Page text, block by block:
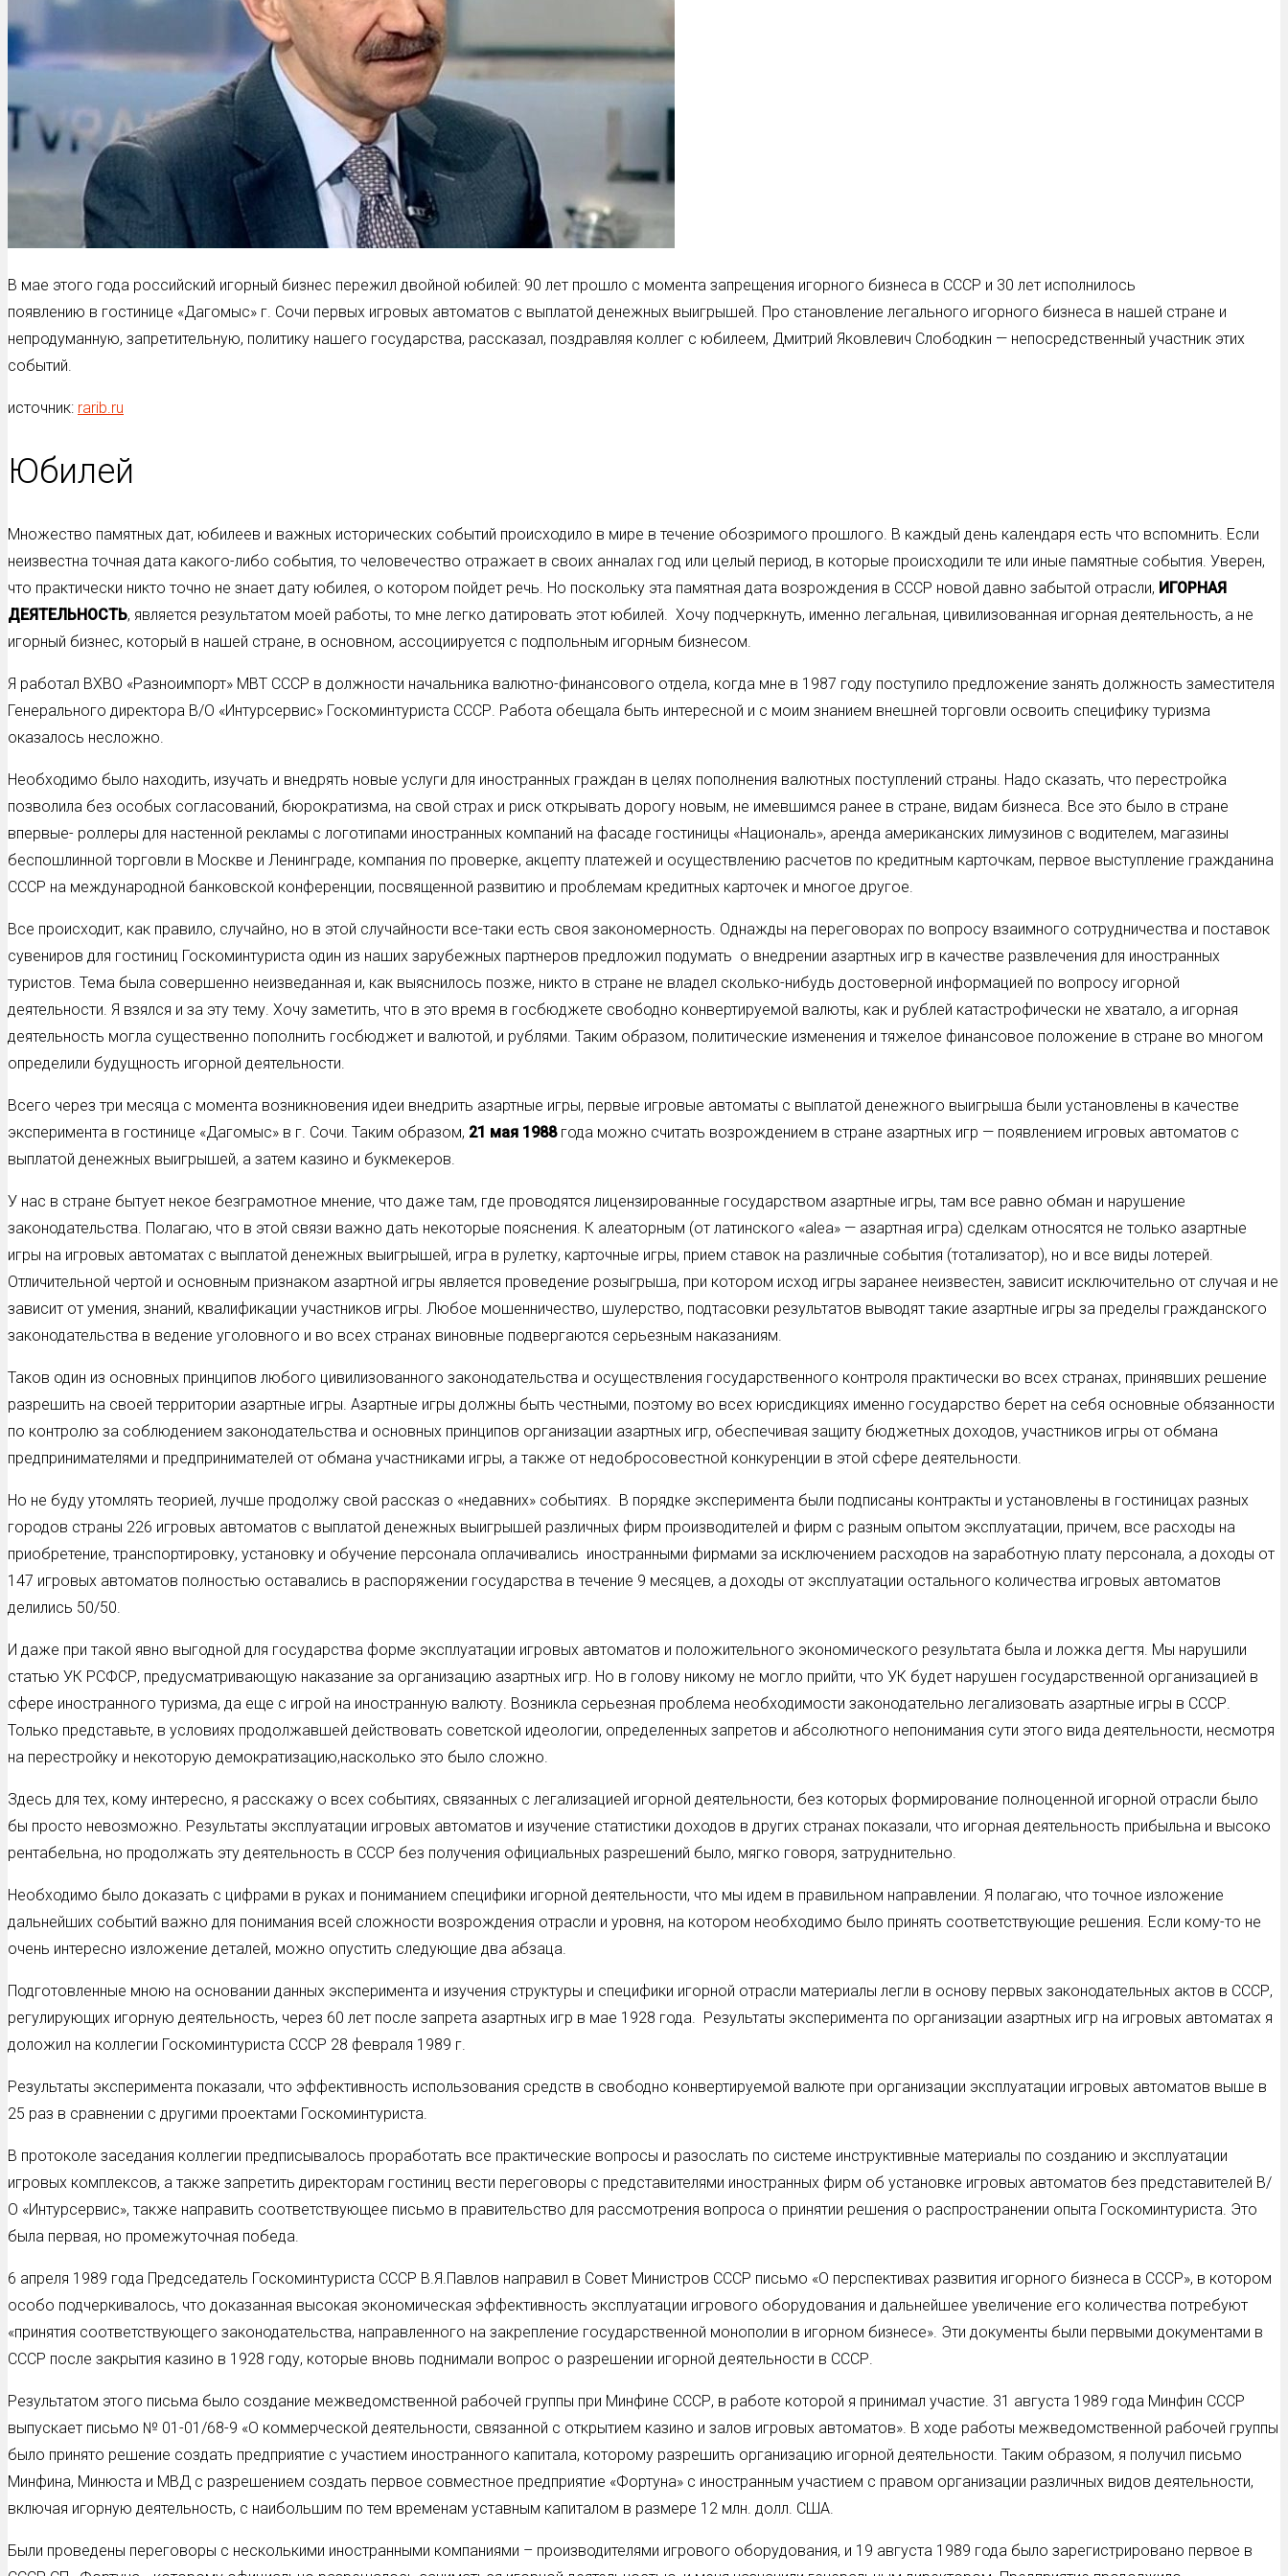
В мае этого года российский игорный бизнес пережил двойной юбилей: 90 лет прошло с момента запрещения игорного бизнеса в СССР и 30 лет исполнилось
появлению в гостинице «Дагомыс» г. Сочи первых игровых автоматов с выплатой денежных выигрышей. Про становление легального игорного бизнеса в нашей стране и
непродуманную, запретительную, политику нашего государства, рассказал, поздравляя коллег с юбилеем, Дмитрий Яковлевич Слободкин — непосредственный участник этих
событий.
источник: rarib.ru
Юбилей
Множество памятных дат, юбилеев и важных исторических событий происходило в мире в течение обозримого прошлого. В каждый день календаря есть что вспомнить. Если
неизвестна точная дата какого-либо события, то человечество отражает в своих анналах год или целый период, в которые происходили те или иные памятные события. Уверен,
что практически никто точно не знает дату юбилея, о котором пойдет речь. Но поскольку эта памятная дата возрождения в СССР новой давно забытой отрасли, ИГОРНАЯ
ДЕЯТЕЛЬНОСТЬ, является результатом моей работы, то мне легко датировать этот юбилей. Хочу подчеркнуть, именно легальная, цивилизованная игорная деятельность, а не
игорный бизнес, который в нашей стране, в основном, ассоциируется с подпольным игорным бизнесом.
Я работал ВХВО «Разноимпорт» МВТ СССР в должности начальника валютно-финансового отдела, когда мне в 1987 году поступило предложение занять должность заместителя
Генерального директора В/О «Интурсервис» Госкоминтуриста СССР. Работа обещала быть интересной и с моим знанием внешней торговли освоить специфику туризма
оказалось несложно.
Необходимо было находить, изучать и внедрять новые услуги для иностранных граждан в целях пополнения валютных поступлений страны. Надо сказать, что перестройка
позволила без особых согласований, бюрократизма, на свой страх и риск открывать дорогу новым, не имевшимся ранее в стране, видам бизнеса. Все это было в стране
впервые- роллеры для настенной рекламы с логотипами иностранных компаний на фасаде гостиницы «Националь», аренда американских лимузинов с водителем, магазины
беспошлинной торговли в Москве и Ленинграде, компания по проверке, акцепту платежей и осуществлению расчетов по кредитным карточкам, первое выступление гражданина
СССР на международной банковской конференции, посвященной развитию и проблемам кредитных карточек и многое другое.
Все происходит, как правило, случайно, но в этой случайности все-таки есть своя закономерность. Однажды на переговорах по вопросу взаимного сотрудничества и поставок
сувениров для гостиниц Госкоминтуриста один из наших зарубежных партнеров предложил подумать о внедрении азартных игр в качестве развлечения для иностранных
туристов. Тема была совершенно неизведанная и, как выяснилось позже, никто в стране не владел сколько-нибудь достоверной информацией по вопросу игорной
деятельности. Я взялся и за эту тему. Хочу заметить, что в это время в госбюджете свободно конвертируемой валюты, как и рублей катастрофически не хватало, а игорная
деятельность могла существенно пополнить госбюджет и валютой, и рублями. Таким образом, политические изменения и тяжелое финансовое положение в стране во многом
определили будущность игорной деятельности.
Всего через три месяца с момента возникновения идеи внедрить азартные игры, первые игровые автоматы с выплатой денежного выигрыша были установлены в качестве
эксперимента в гостинице «Дагомыс» в г. Сочи. Таким образом, 21 мая 1988года можно считать возрождением в стране азартных игр — появлением игровых автоматов с
выплатой денежных выигрышей, а затем казино и букмекеров.
У нас в стране бытует некое безграмотное мнение, что даже там, где проводятся лицензированные государством азартные игры, там все равно обман и нарушение
законодательства. Полагаю, что в этой связи важно дать некоторые пояснения. К алеаторным (от латинского «alea» — азартная игра) сделкам относятся не только азартные
игры на игровых автоматах с выплатой денежных выигрышей, игра в рулетку, карточные игры, прием ставок на различные события (тотализатор), но и все виды лотерей.
Отличительной чертой и основным признаком азартной игры является проведение розыгрыша, при котором исход игры заранее неизвестен, зависит исключительно от случая и не
зависит от умения, знаний, квалификации участников игры. Любое мошенничество, шулерство, подтасовки результатов выводят такие азартные игры за пределы гражданского
законодательства в ведение уголовного и во всех странах виновные подвергаются серьезным наказаниям.
Таков один из основных принципов любого цивилизованного законодательства и осуществления государственного контроля практически во всех странах, принявших решение
разрешить на своей территории азартные игры. Азартные игры должны быть честными, поэтому во всех юрисдикциях именно государство берет на себя основные обязанности
по контролю за соблюдением законодательства и основных принципов организации азартных игр, обеспечивая защиту бюджетных доходов, участников игры от обмана
предпринимателями и предпринимателей от обмана участниками игры, а также от недобросовестной конкуренции в этой сфере деятельности.
Но не буду утомлять теорией, лучше продолжу свой рассказ о «недавних» событиях. В порядке эксперимента были подписаны контракты и установлены в гостиницах разных
городов страны 226 игровых автоматов с выплатой денежных выигрышей различных фирм производителей и фирм с разным опытом эксплуатации, причем, все расходы на
приобретение, транспортировку, установку и обучение персонала оплачивались иностранными фирмами за исключением расходов на заработную плату персонала, а доходы от
147 игровых автоматов полностью оставались в распоряжении государства в течение 9 месяцев, а доходы от эксплуатации остального количества игровых автоматов
делились 50/50.
И даже при такой явно выгодной для государства форме эксплуатации игровых автоматов и положительного экономического результата была и ложка дегтя. Мы нарушили
статью УК РСФСР, предусматривающую наказание за организацию азартных игр. Но в голову никому не могло прийти, что УК будет нарушен государственной организацией в
сфере иностранного туризма, да еще с игрой на иностранную валюту. Возникла серьезная проблема необходимости законодательно легализовать азартные игры в СССР.
Только представьте, в условиях продолжавшей действовать советской идеологии, определенных запретов и абсолютного непонимания сути этого вида деятельности, несмотря
на перестройку и некоторую демократизацию,насколько это было сложно.
Здесь для тех, кому интересно, я расскажу о всех событиях, связанных с легализацией игорной деятельности, без которых формирование полноценной игорной отрасли было
бы просто невозможно. Результаты эксплуатации игровых автоматов и изучение статистики доходов в других странах показали, что игорная деятельность прибыльна и высоко
рентабельна, но продолжать эту деятельность в СССР без получения официальных разрешений было, мягко говоря, затруднительно.
Необходимо было доказать с цифрами в руках и пониманием специфики игорной деятельности, что мы идем в правильном направлении. Я полагаю, что точное изложение
дальнейших событий важно для понимания всей сложности возрождения отрасли и уровня, на котором необходимо было принять соответствующие решения. Если кому-то не
очень интересно изложение деталей, можно опустить следующие два абзаца.
Подготовленные мною на основании данных эксперимента и изучения структуры и специфики игорной отрасли материалы легли в основу первых законодательных актов в СССР,
регулирующих игорную деятельность, через 60 лет после запрета азартных игр в мае 1928 года. Результаты эксперимента по организации азартных игр на игровых автоматах я
доложил на коллегии Госкоминтуриста СССР 28 февраля 1989 г.
Результаты эксперимента показали, что эффективность использования средств в свободно конвертируемой валюте при организации эксплуатации игровых автоматов выше в
25 раз в сравнении с другими проектами Госкоминтуриста.
В протоколе заседания коллегии предписывалось проработать все практические вопросы и разослать по системе инструктивные материалы по созданию и эксплуатации
игровых комплексов, а также запретить директорам гостиниц вести переговоры с представителями иностранных фирм об установке игровых автоматов без представителей В/
О «Интурсервис», также направить соответствующее письмо в правительство для рассмотрения вопроса о принятии решения о распространении опыта Госкоминтуриста. Это
была первая, но промежуточная победа.
6 апреля 1989 года Председатель Госкоминтуриста СССР В.Я.Павлов направил в Совет Министров СССР письмо «О перспективах развития игорного бизнеса в СССР», в котором
особо подчеркивалось, что доказанная высокая экономическая эффективность эксплуатации игрового оборудования и дальнейшее увеличение его количества потребуют
«принятия соответствующего законодательства, направленного на закрепление государственной монополии в игорном бизнесе». Эти документы были первыми документами в
СССР после закрытия казино в 1928 году, которые вновь поднимали вопрос о разрешении игорной деятельности в СССР.
Результатом этого письма было создание межведомственной рабочей группы при Минфине СССР, в работе которой я принимал участие. 31 августа 1989 года Минфин СССР
выпускает письмо № 01-01/68-9 «О коммерческой деятельности, связанной с открытием казино и залов игровых автоматов». В ходе работы межведомственной рабочей группы
было принято решение создать предприятие с участием иностранного капитала, которому разрешить организацию игорной деятельности. Таким образом, я получил письмо
Минфина, Минюста и МВД с разрешением создать первое совместное предприятие «Фортуна» с иностранным участием с правом организации различных видов деятельности,
включая игорную деятельность, с наибольшим по тем временам уставным капиталом в размере 12 млн. долл. США.
Были проведены переговоры с несколькими иностранными компаниями – производителями игрового оборудования, и 19 августа 1989 года было зарегистрировано первое в